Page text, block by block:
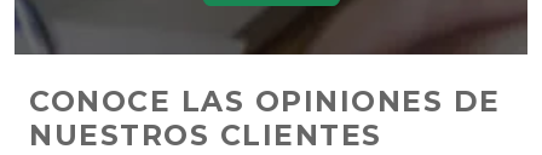
CONOCE LAS OPINIONES DE
NUESTROS CLIENTES